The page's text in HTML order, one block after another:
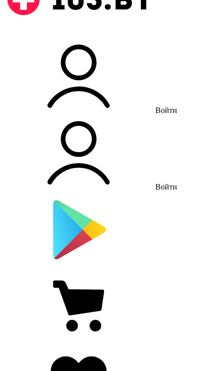
Войти
Войти